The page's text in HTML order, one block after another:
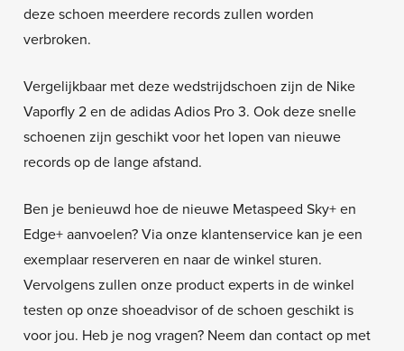
deze schoen meerdere records zullen worden
verbroken.
Vergelijkbaar met deze wedstrijdschoen zijn de Nike
Vaporfly 2 en de adidas Adios Pro 3. Ook deze snelle
schoenen zijn geschikt voor het lopen van nieuwe
records op de lange afstand.
Ben je benieuwd hoe de nieuwe Metaspeed Sky+ en
Edge+ aanvoelen? Via onze klantenservice kan je een
exemplaar reserveren en naar de winkel sturen.
Vervolgens zullen onze product experts in de winkel
testen op onze shoeadvisor of de schoen geschikt is
voor jou. Heb je nog vragen? Neem dan contact op met